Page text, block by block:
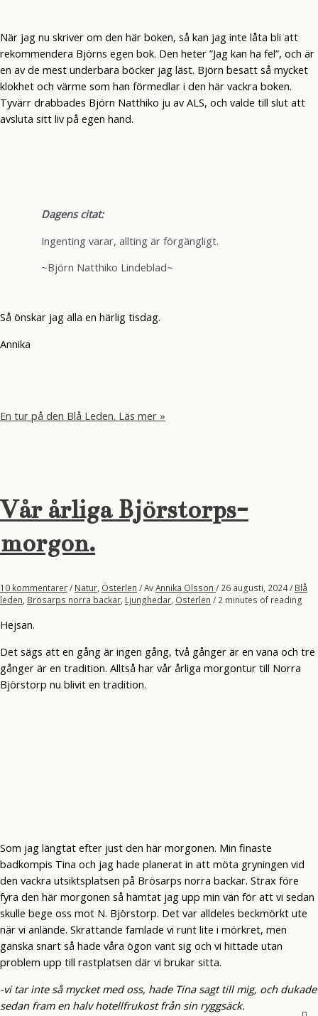
När jag nu skriver om den här boken, så kan jag inte låta bli att
rekommendera Björns egen bok. Den heter ”Jag kan ha fel”, och är
en av de mest underbara böcker jag läst. Björn besatt så mycket
klokhet och värme som han förmedlar i den här vackra boken.
Tyvärr drabbades Björn Natthiko ju av ALS, och valde till slut att
avsluta sitt liv på egen hand.
Dagens citat:
Ingenting varar, allting är förgängligt.
~Björn Natthiko Lindeblad~
Så önskar jag alla en härlig tisdag.
Annika
En tur på den Blå Leden. Läs mer »
Vår årliga Björstorps-
morgon.
10 kommentarer/ Natur, Österlen / AvAnnika Olsson / 26 augusti, 2024/ Blå
leden, Brösarps norra backar, Ljunghedar, Österlen / 2 minutes of reading
Hejsan.
Det sägs att en gång är ingen gång, två gånger är en vana och tre
gånger är en tradition. Alltså har vår årliga morgontur till Norra
Björstorp nu blivit en tradition.
Som jag längtat efter just den här morgonen. Min finaste
badkompis Tina och jag hade planerat in att möta gryningen vid
den vackra utsiktsplatsen på Brösarps norra backar. Strax före
fyra den här morgonen så hämtat jag upp min vän för att vi sedan
skulle bege oss mot N. Björstorp. Det var alldeles beckmörkt ute
när vi anlände. Skrattande famlade vi runt lite i mörkret, men
ganska snart så hade våra ögon vant sig och vi hittade utan
problem upp till rastplatsen där vi brukar sitta.
-vi tar inte så mycket med oss, hade Tina sagt till mig, och dukade
sedan fram en halv hotellfrukost från sin ryggsäck.